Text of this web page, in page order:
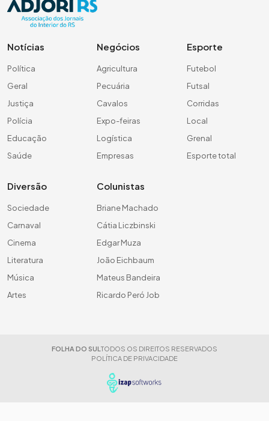
Notícias
Política
Geral
Justiça
Polícia
Educação
Saúde
Negócios
Agricultura
Pecuária
Cavalos
Expo-feiras
Logística
Empresas
Esporte
Futebol
Futsal
Corridas
Local
Grenal
Esporte total
Diversão
Sociedade
Carnaval
Cinema
Literatura
Música
Artes
Colunistas
Briane Machado
Cátia Liczbinski
Edgar Muza
João Eichbaum
Mateus Bandeira
Ricardo Peró Job
FOLHA DO SUL TODOS OS DIREITOS RESERVADOS
POLÍTICA DE PRIVACIDADE